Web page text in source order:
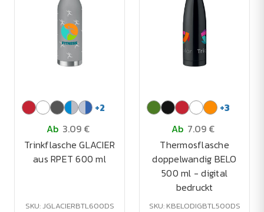
+2
Ab 3.09 €
Trinkflasche GLACIER
aus RPET 600 ml
SKU: JGLACIERBTL600DS
+3
Ab 7.09 €
Thermosflasche
doppelwandig BELO
500 ml - digital
bedruckt
SKU: KBELODIGBTL500DS